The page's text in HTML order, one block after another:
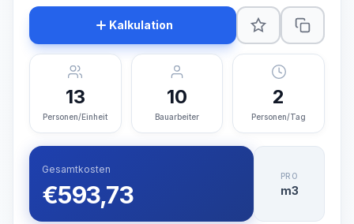
Kalkulation
13
Personen/Einheit
10
Bauarbeiter
2
Personen/Tag
Gesamtkosten
€593,73
PRO
m3